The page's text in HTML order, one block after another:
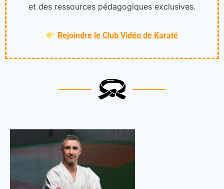
et des ressources pédagogiques exclusives.
Rejoindre le Club Vidéo de Karaté